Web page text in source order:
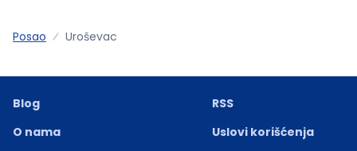
Posao Uroševac
Blog
O nama
RSS
Uslovi korišćenja